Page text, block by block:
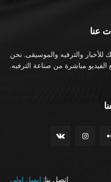
عنا
والترفيه والموسيقى. نحن
مباشرة من صناعة الترفيه.
اتصل بنا: ايميل اولي